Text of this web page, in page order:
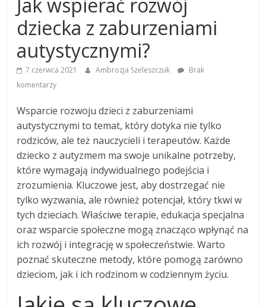
Jak wspierać rozwój
dziecka z zaburzeniami
autystycznymi?
7 czerwca 2021 Ambrozja Szeleszczuk
Brak
komentarzy
Wsparcie rozwoju dzieci z zaburzeniami
autystycznymi to temat, który dotyka nie tylko
rodziców, ale też nauczycieli i terapeutów. Każde
dziecko z autyzmem ma swoje unikalne potrzeby,
które wymagają indywidualnego podejścia i
zrozumienia. Kluczowe jest, aby dostrzegać nie
tylko wyzwania, ale również potencjał, który tkwi w
tych dzieciach. Właściwe terapie, edukacja specjalna
oraz wsparcie społeczne mogą znacząco wpłynąć na
ich rozwój i integrację w społeczeństwie. Warto
poznać skuteczne metody, które pomogą zarówno
dzieciom, jak i ich rodzinom w codziennym życiu.